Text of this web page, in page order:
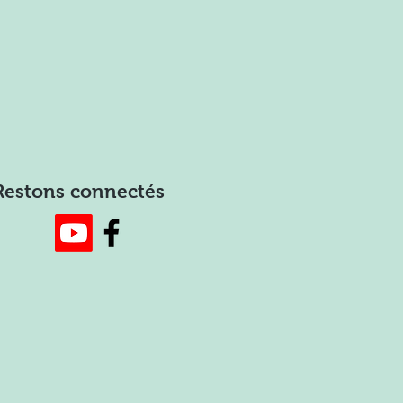
connectés